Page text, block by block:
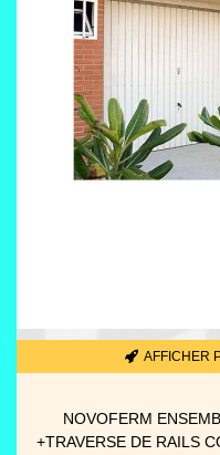
AFFICHER
NOVOFERM
+TRAVERSE DE RAILS